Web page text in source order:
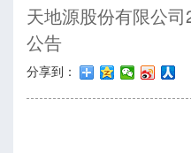
天地源股份有限公
公告
分享到：